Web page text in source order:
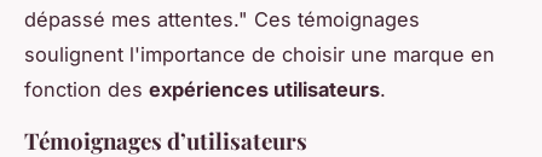
dépassé mes attentes." Ces témoignages
soulignent l'importance de choisir une marque en
fonction des expériences utilisateurs.
Témoignages d’utilisateurs